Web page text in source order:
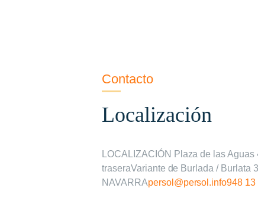
Contacto
Localización
LOCALIZACIÓN Plaza de las Aguas
traseraVariante de Burlada / Burlata
NAVARRApersol@persol.info948 13